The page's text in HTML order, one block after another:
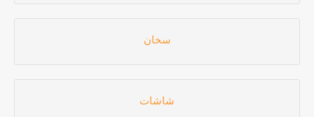
سخان
شاشات